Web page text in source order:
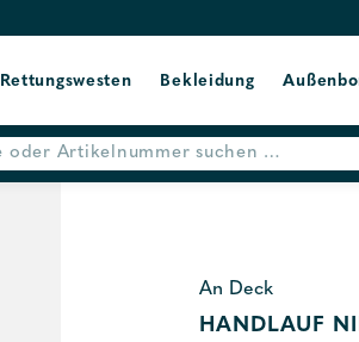
Rettungswesten Bekleidung
An Deck
HANDLAUF